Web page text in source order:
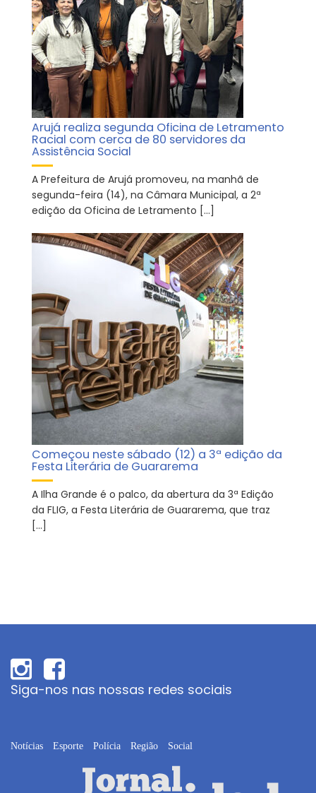
Arujá realiza segunda Oficina de Letramento
Racial com cerca de 80 servidores da
Assistência Social
A Prefeitura de Arujá promoveu, na manhã de
segunda-feira (14), na Câmara Municipal, a 2ª
edição da Oficina de Letramento […]
Começou neste sábado (12) a 3ª edição da
Festa Literária de Guararema
A Ilha Grande é o palco, da abertura da 3ª Edição
da FLIG, a Festa Literária de Guararema, que traz
[…]
Siga-nos nas nossas redes sociais
Notícias Esporte Polícia Região Social